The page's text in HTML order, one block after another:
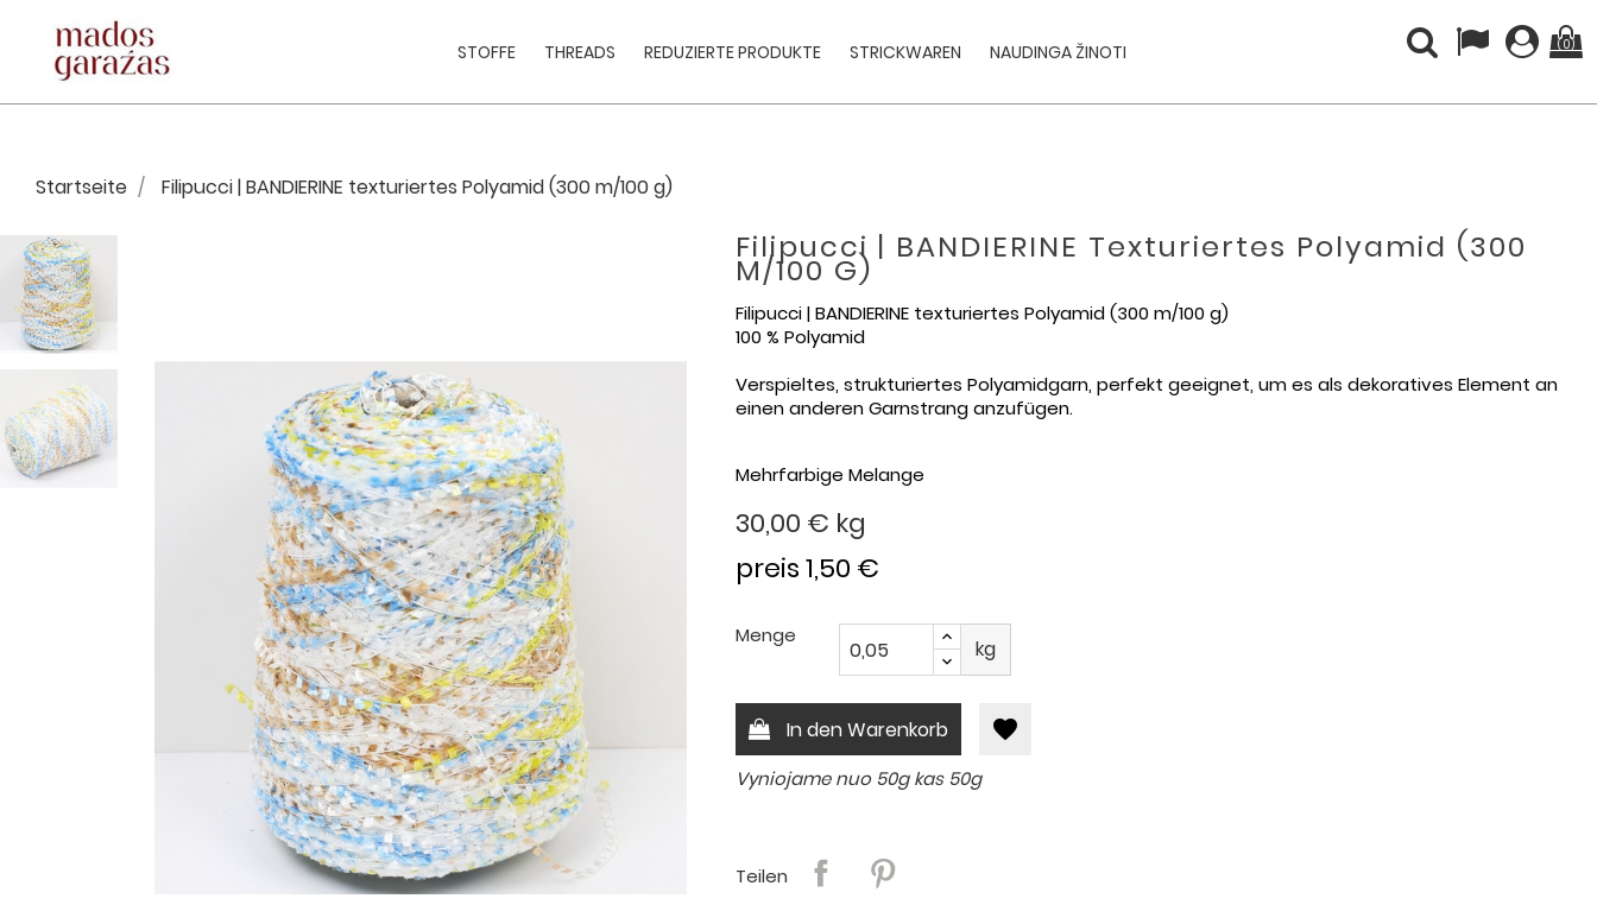
STOFFE THREADS REDUZIERTE PRODUKTE STRICKWAREN NAUDINGA ŽINOTI (0)
Startseite Filipucci | BANDIERINE texturiertes Polyamid (300 m/100 g)
Filipucci | BANDIERINE Texturiertes Polyamid (300
M/100 G)
Filipucci | BANDIERINE texturiertes Polyamid (300 m/100 g)
100 % Polyamid
Verspieltes, strukturiertes Polyamidgarn, perfekt geeignet, um es als dekoratives Element an
einen anderen Garnstrang anzufügen.
Mehrfarbige Melange
30,00 € kg
preis 1,50 €
Menge
kg
In den Warenkorb favorite
Vyniojame nuo 50g kas 50g
Teilen